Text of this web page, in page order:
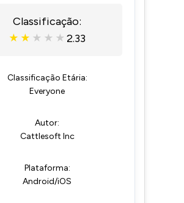
Classificação:
★ ★ ★ ★ ★ 2.33
Classificação Etária:
Everyone
Autor:
Cattlesoft Inc
Plataforma:
Android/iOS